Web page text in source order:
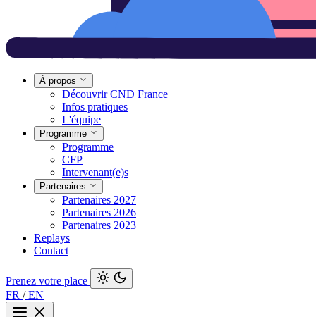
À propos
Découvrir CND France
Infos pratiques
L'équipe
Programme
Programme
CFP
Intervenant(e)s
Partenaires
Partenaires 2027
Partenaires 2026
Partenaires 2023
Replays
Contact
Prenez votre place
FR /EN